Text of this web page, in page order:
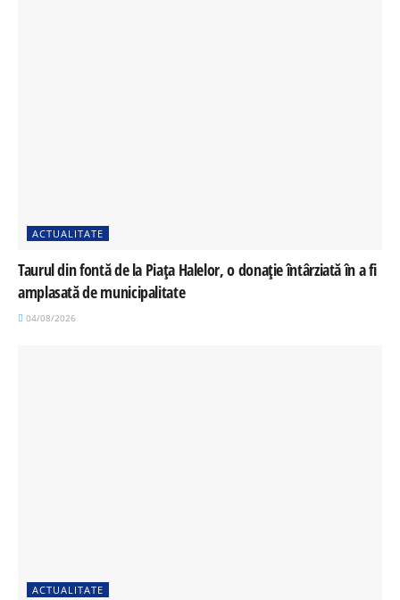
ACTUALITATE
Taurul din fontă de la Piața Halelor, o donație întârziată în a fi
amplasată de municipalitate
04/08/2026
ACTUALITATE